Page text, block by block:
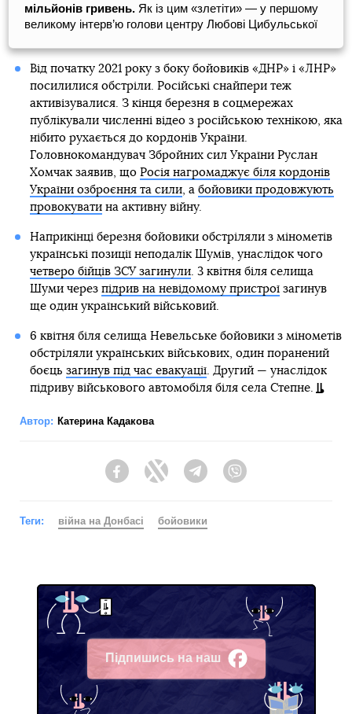
мільйонів гривень. Як із цим «злетіти» — у першому
великому інтерв’ю голови центру Любові Цибульської
Від початку 2021 року з боку бойовиків «ДНР» і «ЛНР»
посилилися обстріли. Російські снайпери теж
активізувалися. З кінця березня в соцмережах
публікували численні відео з російською технікою, яка
нібито рухається до кордонів України.
Головнокомандувач Збройних сил України Руслан
Хомчак заявив, що Росія нагромаджує біля кордонів
України озброєння та сили, а бойовики продовжують
провокуватина активну війну.
Наприкінці березня бойовики обстріляли з мінометів
українські позиції неподалік Шумів, унаслідок чого
четверо бійців ЗСУ загинули. 3 квітня біля селища
Шуми через підрив на невідомому пристроїзагинув
ще один український військовий.
6 квітня біля селища Невельське бойовики з мінометів
обстріляли українських військових, один поранений
боєць загинув під час евакуації. Другий — унаслідок
підриву військового автомобіля біля села Степне.
Автор: Катерина Кадакова
FacebookTwitter Telegram
Теги: війна на Донбасі бойовики
Підпишись на наш
Facebook